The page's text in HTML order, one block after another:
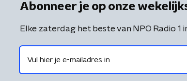
Abonneer je op onze
Elke zaterdag het beste van NPO Radio 1